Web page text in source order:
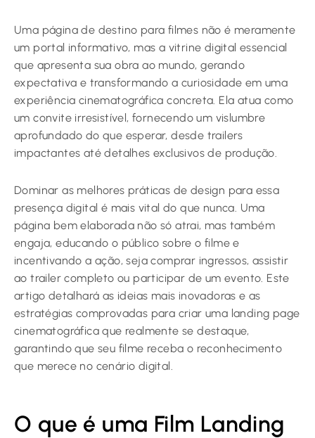
Uma página de destino para filmes não é meramente
um portal informativo, mas a vitrine digital essencial
que apresenta sua obra ao mundo, gerando
expectativa e transformando a curiosidade em uma
experiência cinematográfica concreta. Ela atua como
um convite irresistível, fornecendo um vislumbre
aprofundado do que esperar, desde trailers
impactantes até detalhes exclusivos de produção.
Dominar as melhores práticas de design para essa
presença digital é mais vital do que nunca. Uma
página bem elaborada não só atrai, mas também
engaja, educando o público sobre o filme e
incentivando a ação, seja comprar ingressos, assistir
ao trailer completo ou participar de um evento. Este
artigo detalhará as ideias mais inovadoras e as
estratégias comprovadas para criar uma landing page
cinematográfica que realmente se destaque,
garantindo que seu filme receba o reconhecimento
que merece no cenário digital.
O que é uma Film Landing